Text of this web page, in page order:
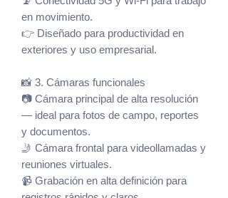
en movimiento.
👉 Diseñado para productividad en
exteriores y uso empresarial.
📸 3. Cámaras funcionales
📷 Cámara principal de alta resolución
— ideal para fotos de campo, reportes
y documentos.
🤳 Cámara frontal para videollamadas y
reuniones virtuales.
📹 Grabación en alta definición para